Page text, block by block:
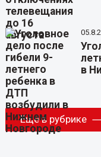
в
Еще в рубрике